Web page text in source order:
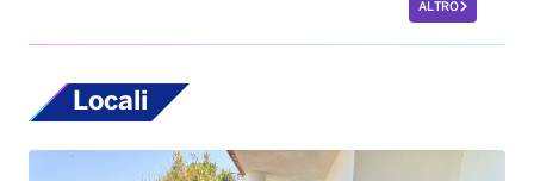
ALTRO
Locali